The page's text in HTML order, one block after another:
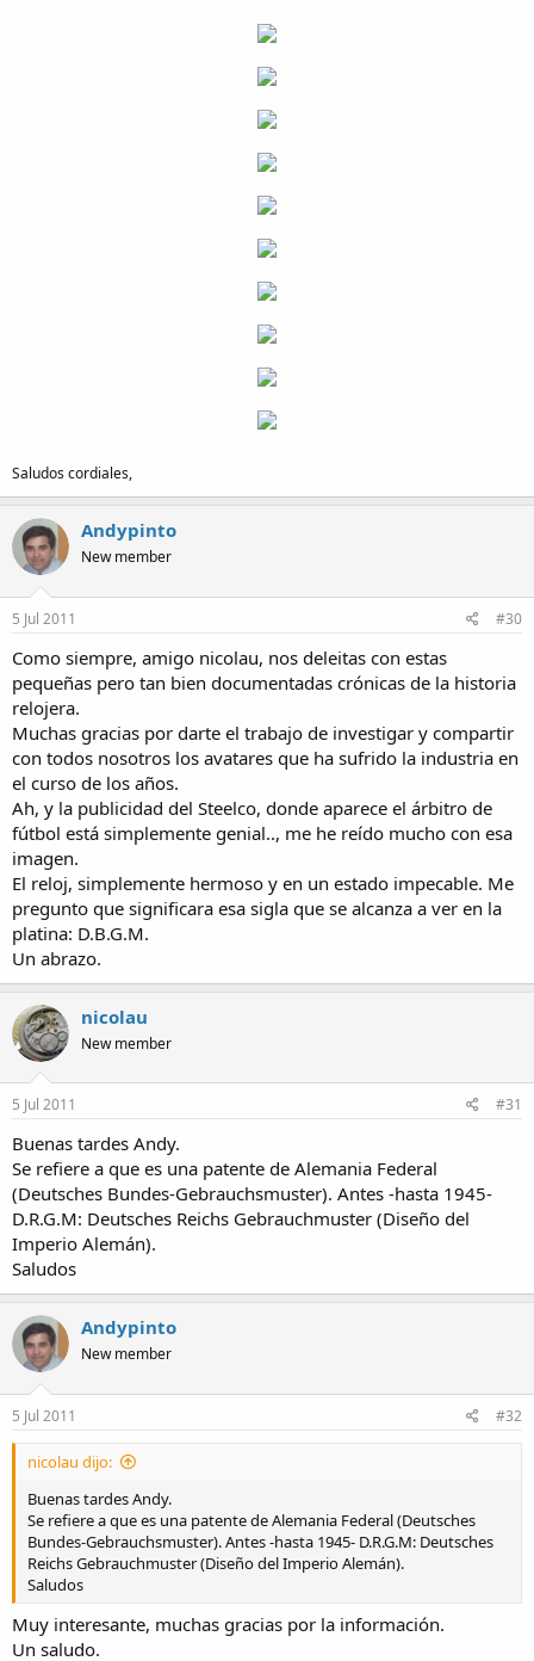
Saludos cordiales,
Andypinto
New member
5 Jul 2011 #30
Como siempre, amigo nicolau, nos deleitas con estas
pequeñas pero tan bien documentadas crónicas de la historia
relojera.
Muchas gracias por darte el trabajo de investigar y compartir
con todos nosotros los avatares que ha sufrido la industria en
el curso de los años.
Ah, y la publicidad del Steelco, donde aparece el árbitro de
fútbol está simplemente genial.., me he reído mucho con esa
imagen.
El reloj, simplemente hermoso y en un estado impecable. Me
pregunto que significara esa sigla que se alcanza a ver en la
platina: D.B.G.M.
Un abrazo.
nicolau
New member
5 Jul 2011 #31
Buenas tardes Andy.
Se refiere a que es una patente de Alemania Federal
(Deutsches Bundes-Gebrauchsmuster). Antes -hasta 1945-
D.R.G.M: Deutsches Reichs Gebrauchmuster (Diseño del
Imperio Alemán).
Saludos
Andypinto
New member
5 Jul 2011 #32
nicolau dijo:
Buenas tardes Andy.
Se refiere a que es una patente de Alemania Federal (Deutsches
Bundes-Gebrauchsmuster). Antes -hasta 1945- D.R.G.M: Deutsches
Reichs Gebrauchmuster (Diseño del Imperio Alemán).
Saludos
Muy interesante, muchas gracias por la información.
Un saludo.